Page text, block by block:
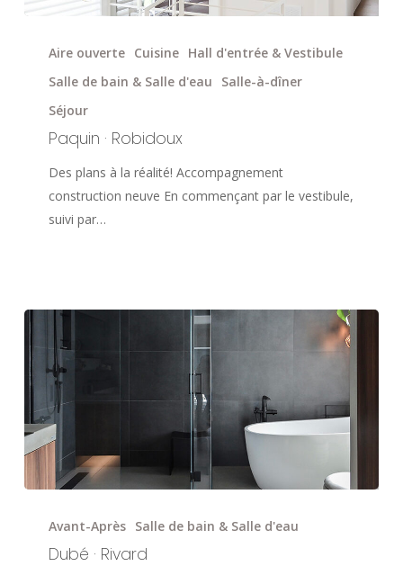
Robidoux
Aire ouverte Cuisine Hall d'entrée & Vestibule
Salle de bain & Salle d'eau
Salle-à-dîner
Séjour
Paquin · Robidoux
Des plans à la réalité! Accompagnement
construction neuve En commençant par le vestibule,
suivi par…
Rivard
Avant-Après Salle de bain & Salle d'eau
Dubé · Rivard